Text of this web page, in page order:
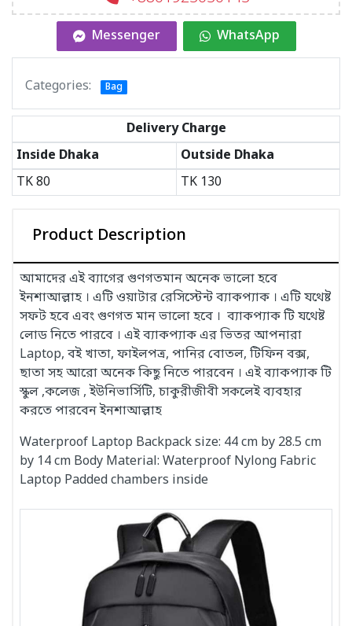
Messenger WhatsApp
Categories: Bag
Delivery Charge
Inside Dhaka
Outside Dhaka
TK80 TK 130
Product Description
আমাদের এই ব্যাগের গুণগতমান অনেক ভালো হবে
ইনশাআল্লাহ । এটি ওয়াটার রেসিস্টেন্ট ব্যাকপ্যাক । এটি যথেষ্ট
সফট হবে এবং গুণগত মান ভালো হবে । ব্যাকপ্যাক টি যথেষ্ট
লোড নিতে পারবে । এই ব্যাকপ্যাক এর ভিতর আপনারা
Laptop, বই খাতা, ফাইলপত্র, পানির বোতল, টিফিন বক্স,
ছাতা সহ আরো অনেক কিছু নিতে পারবেন । এই ব্যাকপ্যাক টি
স্কুল ,কলেজ , ইউনিভার্সিটি, চাকুরীজীবী সকলেই ব্যবহার
করতে পারবেন ইনশাআল্লাহ
Waterproof Laptop Backpack size: 44 cm by 28.5 cm
by 14 cm Body Material: Waterproof Nylong Fabric
Laptop Padded chambers inside